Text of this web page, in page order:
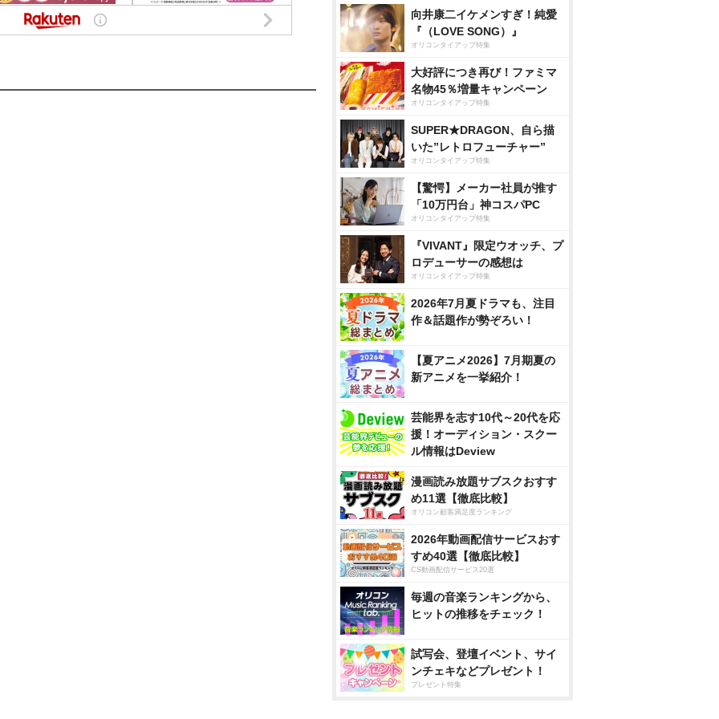
向井康二イケメンすぎ！純愛
『（LOVE SONG）』
オリコンタイアップ特集
大好評につき再び！ファミマ
名物45％増量キャンペーン
オリコンタイアップ特集
SUPER★DRAGON、自ら描
いた”レトロフューチャー”
オリコンタイアップ特集
【驚愕】メーカー社員が推す
「10万円台」神コスパPC
オリコンタイアップ特集
『VIVANT』限定ウオッチ、プ
ロデューサーの感想は
オリコンタイアップ特集
2026年7月夏ドラマも、注目
作＆話題作が勢ぞろい！
【夏アニメ2026】7月期夏の
新アニメを一挙紹介！
芸能界を志す10代～20代を応
援！オーディション・スクー
ル情報はDeview
漫画読み放題サブスクおすす
め11選【徹底比較】
オリコン顧客満足度ランキング
2026年動画配信サービスおす
すめ40選【徹底比較】
CS動画配信サービス20選
毎週の音楽ランキングから、
ヒットの推移をチェック！
試写会、登壇イベント、サイ
ンチェキなどプレゼント！
プレゼント特集